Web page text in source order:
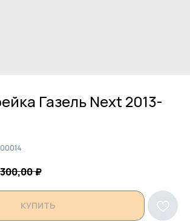
Газель Next 2013-
₽
КУПИТЬ